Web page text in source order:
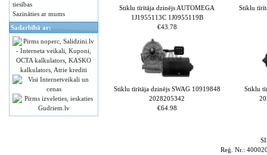
Stiklu tīrītāja dzinējs AUTOMEGA
1J1955113C 1J0955119B
€43.78
Stiklu
Stiklu tīrītāja dzinējs SWAG 10919848
2028205342
€64.98
Stiklu
tiesības
Sazināties ar mums
Sadarbībā ar:
Reģ. Nr.: